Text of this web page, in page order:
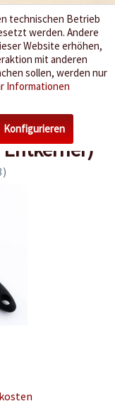
)
technischen Betrieb
werden. Andere
Website erhöhen,
mit anderen
sollen, werden nur
Informationen
Konfigurieren